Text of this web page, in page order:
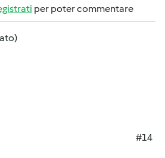
per poter commentare
#14